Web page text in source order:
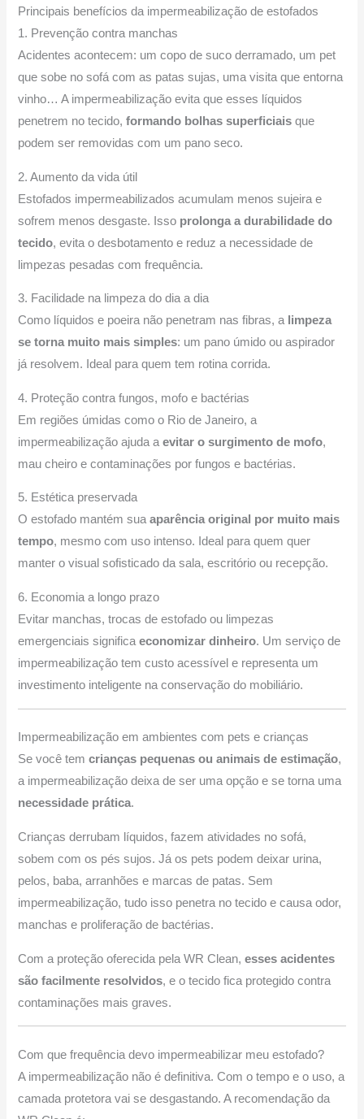
Principais benefícios da impermeabilização de estofados
1. Prevenção contra manchas
Acidentes acontecem: um copo de suco derramado, um pet
que sobe no sofá com as patas sujas, uma visita que entorna
vinho… A impermeabilização evita que esses líquidos
penetrem no tecido,formando bolhas superficiais que
podem ser removidas com um pano seco.
2. Aumento da vida útil
Estofados impermeabilizados acumulam menos sujeira e
sofrem menos desgaste. Isso prolonga a durabilidade do
tecido, evita o desbotamento e reduz a necessidade de
limpezas pesadas com frequência.
3. Facilidade na limpeza do dia a dia
Como líquidos e poeira não penetram nas fibras, a limpeza
se torna muito mais simples: um pano úmido ou aspirador
já resolvem. Ideal para quem tem rotina corrida.
4. Proteção contra fungos, mofo e bactérias
Em regiões úmidas como o Rio de Janeiro, a
impermeabilização ajuda aevitar o surgimento de mofo,
mau cheiro e contaminações por fungos e bactérias.
5. Estética preservada
O estofado mantém suaaparência original por muito mais
tempo, mesmo com uso intenso. Ideal para quem quer
manter o visual sofisticado da sala, escritório ou recepção.
6. Economia a longo prazo
Evitar manchas, trocas de estofado ou limpezas
emergenciais significaeconomizar dinheiro. Um serviço de
impermeabilização tem custo acessível e representa um
investimento inteligente na conservação do mobiliário.
Impermeabilização em ambientes com pets e crianças
Se você temcrianças pequenas ou animais de estimação,
a impermeabilização deixa de ser uma opção e se torna uma
necessidade prática.
Crianças derrubam líquidos, fazem atividades no sofá,
sobem com os pés sujos. Já os pets podem deixar urina,
pelos, baba, arranhões e marcas de patas. Sem
impermeabilização, tudo isso penetra no tecido e causa odor,
manchas e proliferação de bactérias.
Com a proteção oferecida pela WR Clean,esses acidentes
são facilmente resolvidos, e o tecido fica protegido contra
contaminações mais graves.
Com que frequência devo impermeabilizar meu estofado?
A impermeabilização não é definitiva. Com o tempo e o uso, a
camada protetora vai se desgastando. A recomendação da